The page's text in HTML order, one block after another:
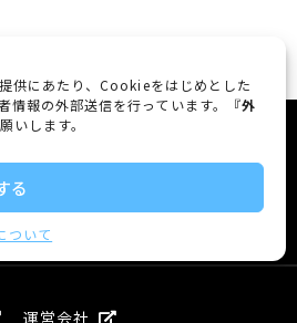
供にあたり、Cookieをはじめとした
情報の外部送信を行っています。『外
いします。
る
ついて
運営会社